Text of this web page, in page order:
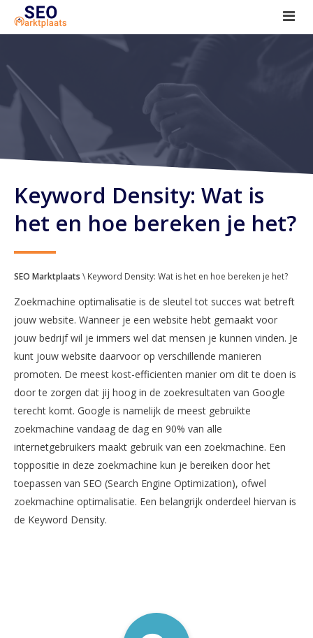
SEO tools reviews
Marketeer bij jou in de buurt?
Offerte
1. Seo voor beginners +
2. Onderzoeken +
Keyword Density: Wat is
het en hoe bereken je het?
SEO Marktplaats \ Keyword Density: Wat is het en hoe bereken je het?
Zoekmachine optimalisatie is de sleutel tot succes wat betreft
jouw website. Wanneer je een website hebt gemaakt voor
jouw bedrijf wil je immers wel dat mensen je kunnen vinden. Je
kunt jouw website daarvoor op verschillende manieren
promoten. De meest kost-efficienten manier om dit te doen is
door te zorgen dat jij hoog in de zoekresultaten van Google
terecht komt. Google is namelijk de meest gebruikte
zoekmachine vandaag de dag en 90% van alle
internetgebruikers maakt gebruik van een zoekmachine. Een
toppositie in deze zoekmachine kun je bereiken door het
toepassen van SEO (Search Engine Optimization), ofwel
zoekmachine optimalisatie. Een belangrijk onderdeel hiervan is
de Keyword Density.